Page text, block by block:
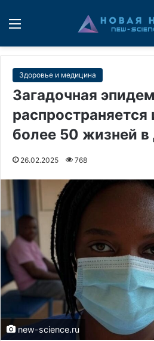
Здоровье и медицина
Загадочная
распространяется
более 50 жизней
26.02.2025 768
new-science.ru